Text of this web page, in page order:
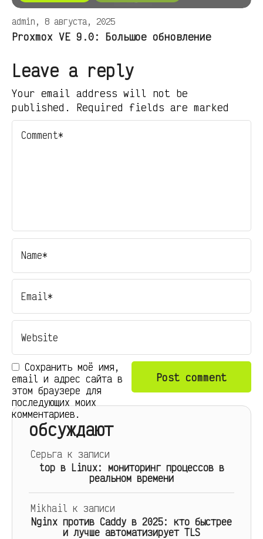
admin, 8 августа, 2025
Proxmox VE 9.0: Большое обновление
Leave a reply
Your email address will not be
published. Required fields are marked
Сохранить моё имя,
email и адрес сайта в
этом браузере для
последующих моих
комментариев.
обсуждают
Серьгак записи
top в Linux: мониторинг процессов в
реальном времени
Mikhail к записи
Nginx против Caddy в 2025: кто быстрее
и лучше автоматизирует TLS